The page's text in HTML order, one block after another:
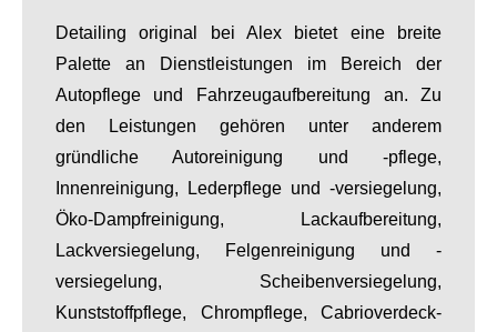
Detailing original bei Alex bietet eine breite
Palette an Dienstleistungen im Bereich der
Autopflege und Fahrzeugaufbereitung an. Zu
den Leistungen gehören unter anderem
gründliche Autoreinigung und -pflege,
Innenreinigung, Lederpflege und -versiegelung,
Öko-Dampfreinigung, Lackaufbereitung,
Lackversiegelung, Felgenreinigung und -
versiegelung, Scheibenversiegelung,
Kunststoffpflege, Chrompflege, Cabrioverdeck-